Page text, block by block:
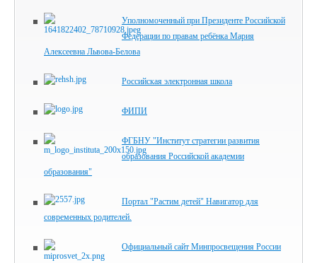
Уполномоченный при Президенте Российской
Федерации по правам ребёнка Мария
Алексеевна Львова-Белова
Российская электронная школа
ФИПИ
ФГБНУ "Институт стратегии развития
образования Российской академии
образования"
Портал "Растим детей" Навигатор для
современных родителей.
Официальный сайт Минпросвещения России